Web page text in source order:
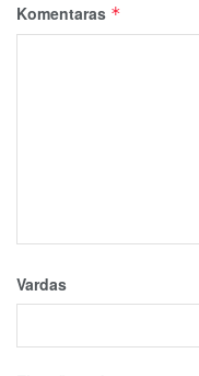
Komentaras *
Vardas